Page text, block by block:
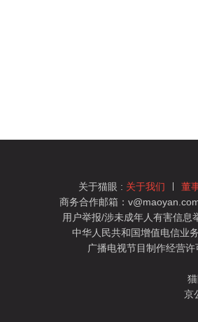
关于猫眼 : 关于我们 董
商务合作邮箱：
用户举报/涉未成年人有害信
中华人民共和国增值电信业
广播电视节目制作经营
京